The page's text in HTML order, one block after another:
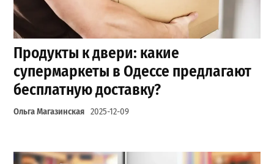
Продукты к двери: какие
супермаркеты в Одессе предлагают
бесплатную доставку?
Ольга Магазинская 2025-12-09